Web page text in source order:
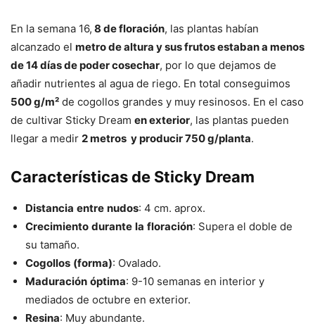
En la semana 16, 8 de floración, las plantas habían
alcanzado el metro de altura y sus frutos estaban a menos
de 14 días de poder cosechar, por lo que dejamos de
añadir nutrientes al agua de riego. En total conseguimos
500 g/m² de cogollos grandes y muy resinosos. En el caso
de cultivar Sticky Dream en exterior, las plantas pueden
llegar a medir 2 metros y producir 750 g/planta.
Características de Sticky Dream
Distancia entre nudos: 4 cm. aprox.
Crecimiento durante la floración: Supera el doble de
su tamaño.
Cogollos (forma): Ovalado.
Maduración óptima: 9-10 semanas en interior y
mediados de octubre en exterior.
Resina: Muy abundante.